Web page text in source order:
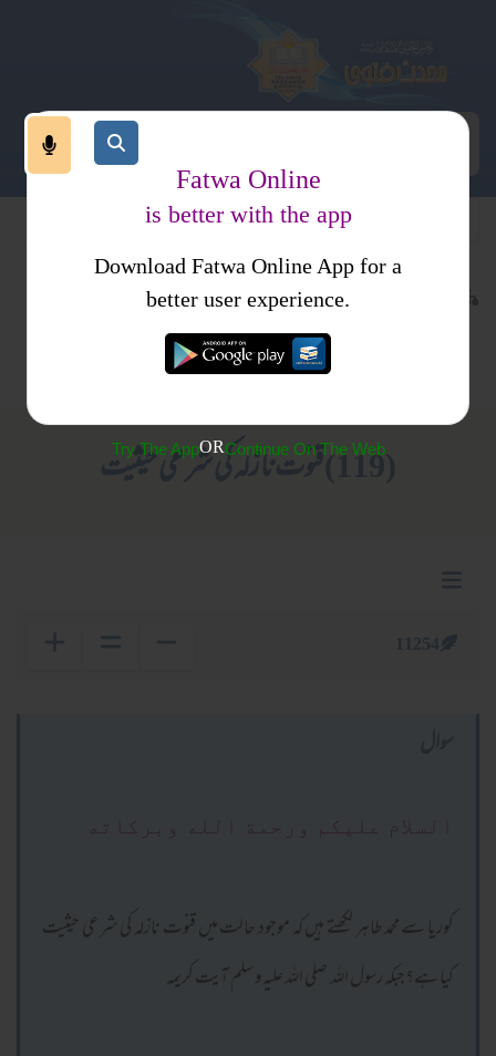
عبادات
نماز
متفرقات
کتب فتاوی
1
السلام عليكم ورحمة الله وبركاته
کوریا سے محمد طاہر لکھتے ہیں کہ موجود حالت میں قنوت نازلہ کی شرعی حیثیت
کیا ہے؟جبکہ رسول اللہ صلی اللہ علیہ وسلم آیت کریمہ
Fatwa Online
is better with the app
Download Fatwa Online App for a
better user experience.
Try The AppORContinue On The Web